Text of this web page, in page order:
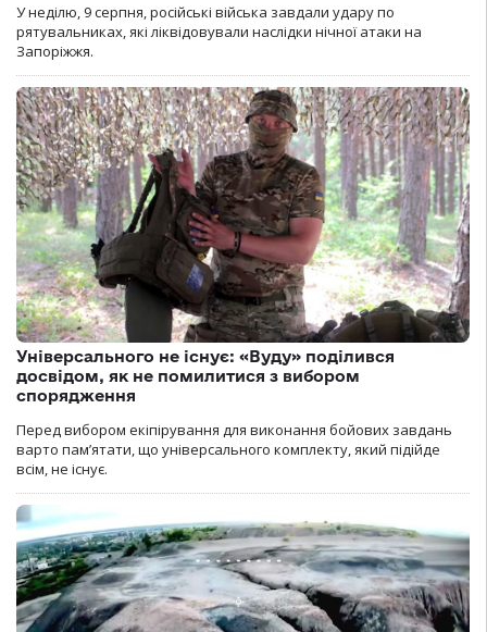
У неділю, 9 серпня, російські війська завдали удару по
рятувальниках, які ліквідовували наслідки нічної атаки на
Запоріжжя.
Універсального не існує: «Вуду» поділився
досвідом, як не помилитися з вибором
спорядження
Перед вибором екіпірування для виконання бойових завдань
варто пам’ятати, що універсального комплекту, який підійде
всім, не існує.